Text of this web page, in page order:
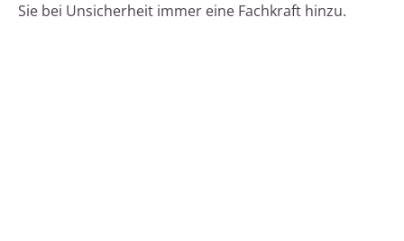
Sie bei Unsicherheit immer eine Fachkraft hinzu.